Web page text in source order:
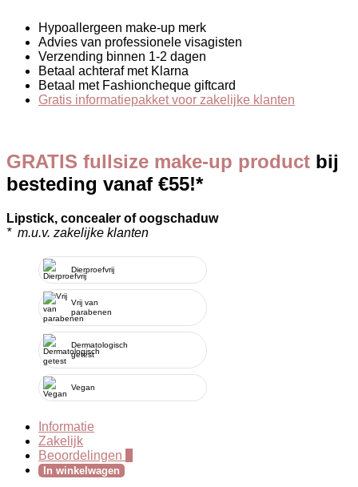
Hypoallergeen make-up merk
Advies van professionele visagisten
Verzending binnen 1-2 dagen
Betaal achteraf met Klarna
Betaal met Fashioncheque giftcard
Gratis informatiepakket voor zakelijke klanten
GRATIS fullsize make-up product bij
besteding vanaf €55!*
Lipstick, concealer of oogschaduw
* m.u.v. zakelijke klanten
Dierproefvrij
Vrij van
parabenen
Dermatologisch
getest
Vegan
Informatie
Zakelijk
Beoordelingen
In winkelwagen